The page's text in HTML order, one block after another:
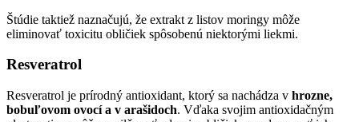
Štúdie taktiež naznačujú, že extrakt z listov moringy môže
eliminovať toxicitu obličiek spôsobenú niektorými liekmi.
Resveratrol
Resveratrol je prírodný antioxidant, ktorý sa nachádza v hrozne,
bobuľovom ovocí a v arašidoch. Vďaka svojim antioxidačným